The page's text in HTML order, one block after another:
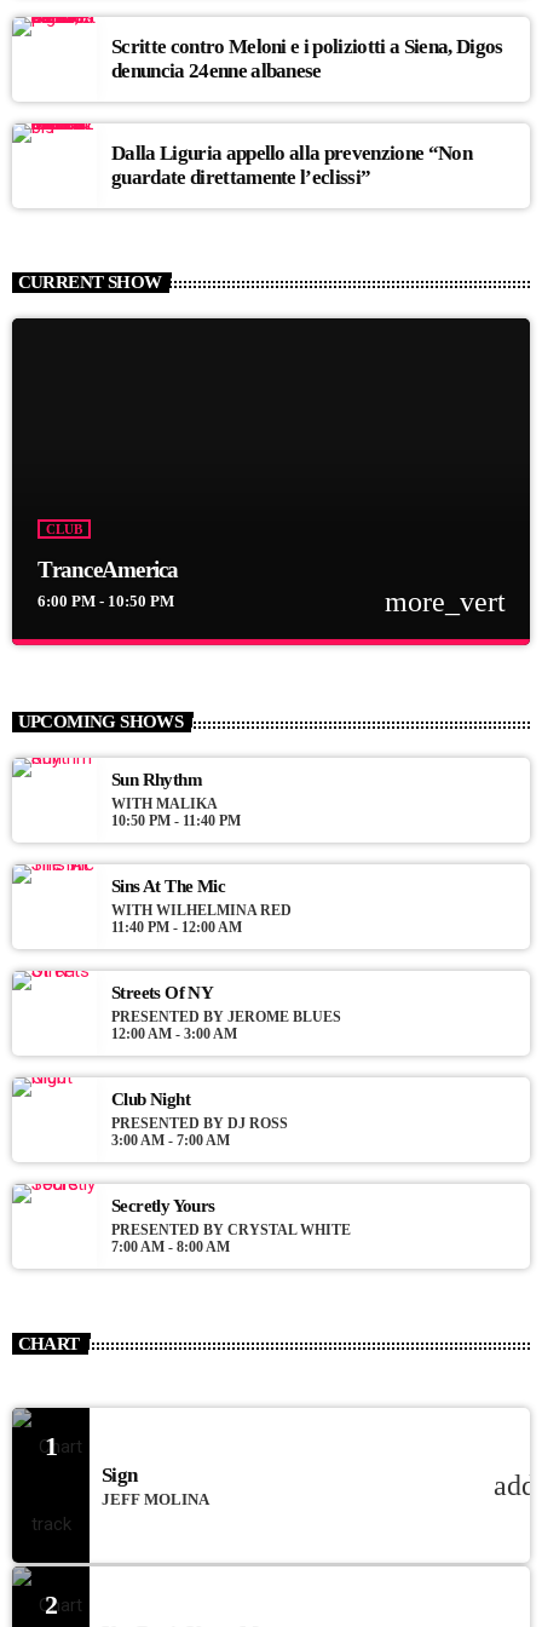
Scritte contro Meloni e i poliziotti a Siena, Digos
denuncia 24enne albanese
Dalla Liguria appello alla prevenzione “Non
guardate direttamente l’eclissi”
CURRENT SHOW
CLUB
TranceAmerica
6:00 PM - 10:50 PM more_vert
For every Show page the timetable is auomatically generated
from the schedule, and you can set automatic carousels of
Podcasts, Articles and Charts by simply choosing a category.
Curabitur id lacus felis. Sed justo mauris, auctor eget tellus nec,
justo. Aliquam semper faucibus odio id varius. Suspendisse
varius laoreet sodales.
UPCOMING SHOWS
Sun Rhythm
WITH MALIKA
10:50 PM - 11:40 PM
Sins At The Mic
WITH WILHELMINA RED
11:40 PM - 12:00 AM
Streets Of NY
PRESENTED BY JEROME BLUES
12:00 AM - 3:00 AM
Club Night
PRESENTED BY DJ ROSS
3:00 AM - 7:00 AM
Secretly Yours
PRESENTED BY CRYSTAL WHITE
7:00 AM - 8:00 AM
CHART
1
Sign
JEFF MOLINA
2